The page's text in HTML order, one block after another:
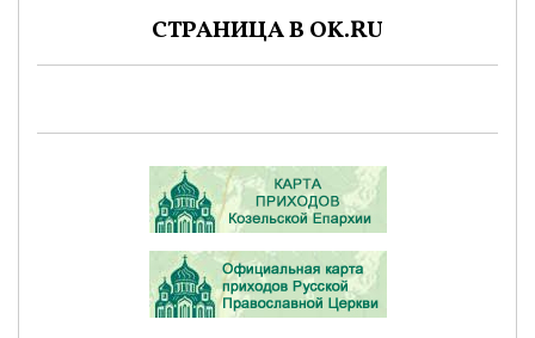
СТРАНИЦА В OK.RU